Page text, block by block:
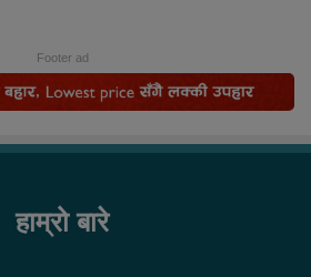
Footer ad
हाम्रो बारे